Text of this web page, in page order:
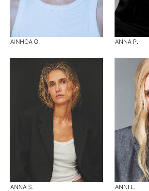
AINHOA G. ANNA P.
ANNA S. ANNI L.